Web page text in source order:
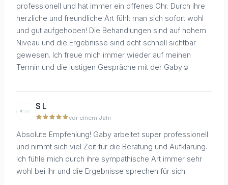
professionell und hat immer ein offenes Ohr. Durch ihre
herzliche und freundliche Art fühlt man sich sofort wohl
und gut aufgehoben! Die Behandlungen sind auf hohem
Niveau und die Ergebnisse sind echt schnell sichtbar
gewesen. Ich freue mich immer wieder auf meinen
Termin und die lustigen Gespräche mit der Gaby☺️
S L
vor einem Jahr
Absolute Empfehlung! Gaby arbeitet super professionell
und nimmt sich viel Zeit für die Beratung und Aufklärung.
Ich fühle mich durch ihre sympathische Art immer sehr
wohl bei ihr und die Ergebnisse sprechen für sich.